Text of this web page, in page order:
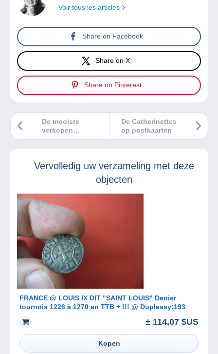
Voir tous les articles
Share on Facebook
Share on X
Share on Pinterest
De Catherinettes
op postkaarten
De mooiste
verkopen
Delcampe
Vervolledig uw verzameling met deze
objecten
FRANCE @ LOUIS IX DIT "SAINT LOUIS" Denier
tournois 1226 à 1270 en TTB + !!! @ Duplessy:193
± 114,07 $US
Kopen